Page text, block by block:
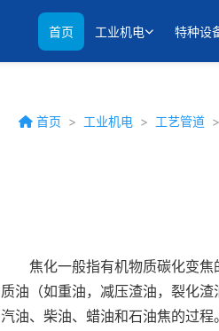
首页 工业机电 特种设
首页 > 工业机电 > 工艺管道 >
焦化一般指有机物质碳化变
质油（如重油，减压渣油，裂化
汽油、柴油、蜡油和石油焦的过